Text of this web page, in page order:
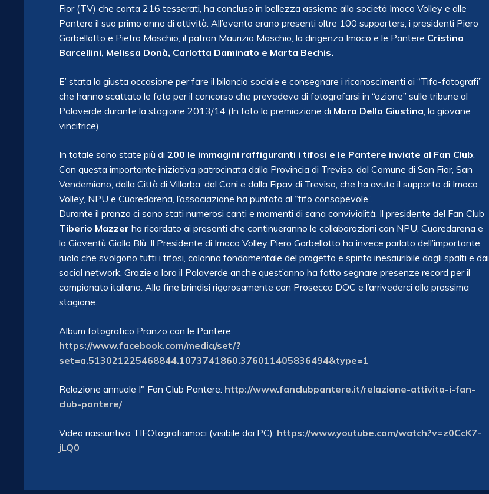
Fior (TV) che conta 216 tesserati, ha concluso in bellezza assieme alla società Imoco Volley e alle
Pantere il suo primo anno di attività. All’evento erano presenti oltre 100 supporters, i presidenti Piero
Garbellotto e Pietro Maschio, il patron Maurizio Maschio, la dirigenza Imoco e le Pantere Cristina
Barcellini, Melissa Donà, Carlotta Daminato e Marta Bechis.
E’ stata la giusta occasione per fare il bilancio sociale e consegnare i riconoscimenti ai “Tifo-fotografi”
che hanno scattato le foto per il concorso che prevedeva di fotografarsi in “azione” sulle tribune al
Palaverde durante la stagione 2013/14 (In foto la premiazione di Mara Della Giustina, la giovane
vincitrice).
In totale sono state più di 200 le immagini raffiguranti i tifosi e le Pantere inviate al Fan Club.
Con questa importante iniziativa patrocinata dalla Provincia di Treviso, dal Comune di San Fior, San
Vendemiano, dalla Città di Villorba, dal Coni e dalla Fipav di Treviso, che ha avuto il supporto di Imoco
Volley, NPU e Cuoredarena, l’associazione ha puntato al “tifo consapevole”.
Durante il pranzo ci sono stati numerosi canti e momenti di sana convivialità. Il presidente del Fan Club
Tiberio Mazzer ha ricordato ai presenti che continueranno le collaborazioni con NPU, Cuoredarena e
la Gioventù Giallo Blù. Il Presidente di Imoco Volley Piero Garbellotto ha invece parlato dell’importante
ruolo che svolgono tutti i tifosi, colonna fondamentale del progetto e spinta inesauribile dagli spalti e dai
social network. Grazie a loro il Palaverde anche quest’anno ha fatto segnare presenze record per il
campionato italiano. Alla fine brindisi rigorosamente con Prosecco DOC e l’arrivederci alla prossima
stagione.
Album fotografico Pranzo con le Pantere:
https://www.facebook.com/media/set/?
set=a.513021225468844.1073741860.376011405836494&type=1
Relazione annuale I° Fan Club Pantere: http://www.fanclubpantere.it/relazione-attivita-i-fan-
club-pantere/
Video riassuntivo TIFOtografiamoci (visibile dai PC): https://www.youtube.com/watch?v=z0CcK7-
jLQ0